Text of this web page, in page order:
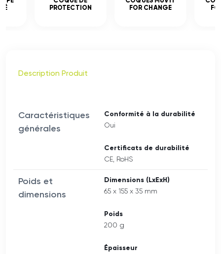
PROTECTION
FOR CHANGE
Description Produit
Caractéristiques
générales
Conformité à la durabilité
Oui
Certificats de durabilité
CE, RoHS
Poids et
dimensions
Dimensions (LxExH)
65 x 155 x 35 mm
Poids
200 g
Épaisseur